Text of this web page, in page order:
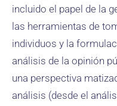
incluido el papel de la
las herramientas de
individuos y la
análisis de la opinión
una perspectiva
análisis (desde el